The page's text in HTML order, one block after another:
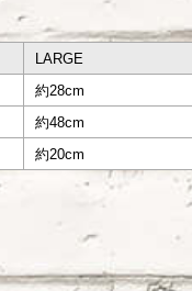
LARGE
約28cm
約48cm
約20cm